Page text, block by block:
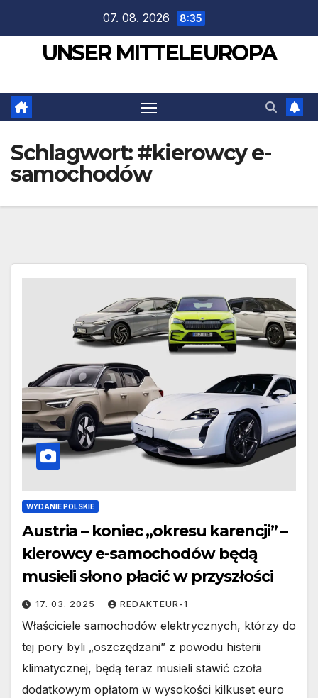
springen
07. 08. 2026 8:35
UNSER MITTELEUROPA
Schlagwort:#kierowcy e-
samochodów
WYDANIE POLSKIE
Austria – koniec „okresu karencji” –
kierowcy e-samochodów będą
musieli słono płacić w przyszłości
17. 03. 2025 REDAKTEUR-1
Właściciele samochodów elektrycznych, którzy do
tej pory byli „oszczędzani” z powodu histerii
klimatycznej, będą teraz musieli stawić czoła
dodatkowym opłatom w wysokości kilkuset euro